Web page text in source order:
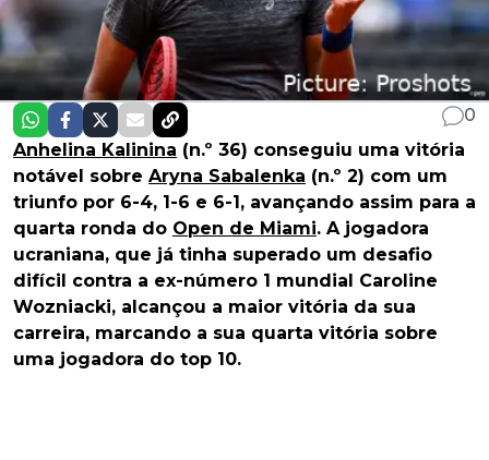
0
Anhelina Kalinina (n.º 36) conseguiu uma vitória
notável sobre Aryna Sabalenka (n.º 2) com um
triunfo por 6-4, 1-6 e 6-1, avançando assim para a
quarta ronda do Open de Miami. A jogadora
ucraniana, que já tinha superado um desafio
difícil contra a ex-número 1 mundial Caroline
Wozniacki, alcançou a maior vitória da sua
carreira, marcando a sua quarta vitória sobre
uma jogadora do top 10.